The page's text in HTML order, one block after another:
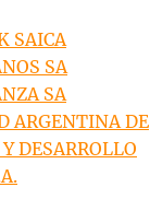
SAICA
SA
SA
ARGENTINA DE
DESARROLLO